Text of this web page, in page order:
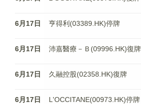
6月17日 亨得利(03389.HK)停牌
6月17日 沛嘉醫療－Ｂ(09996.HK)復牌
6月17日 久融控股(02358.HK)復牌
6月17日 L'OCCITANE(00973.HK)停牌